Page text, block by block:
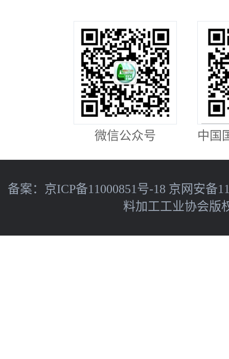
微信公众号 中国
备案： 京ICP备11000851号-18 京网安备
料加工工业协会版